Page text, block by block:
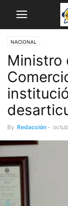
NACIONAL
Ministro
By Redacción -